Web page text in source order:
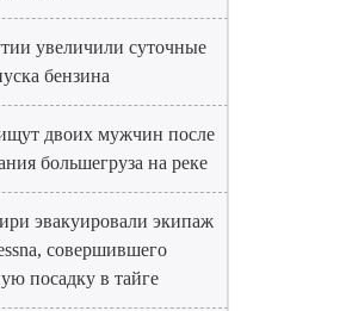
увеличили суточные
бензина
двоих мужчин после
большегруза на реке
эвакуировали экипаж
совершившего
посадку в тайге